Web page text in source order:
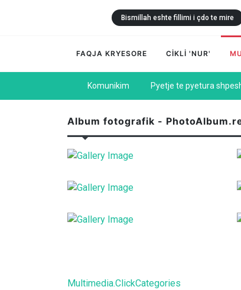
Bismillah eshte fillimi i çdo te mire
FAQJA KRYESORE CİKLİ 'NUR'
Komunikim Pyetje te pyetura
Album fotografik -
Multimedia.ClickCategories